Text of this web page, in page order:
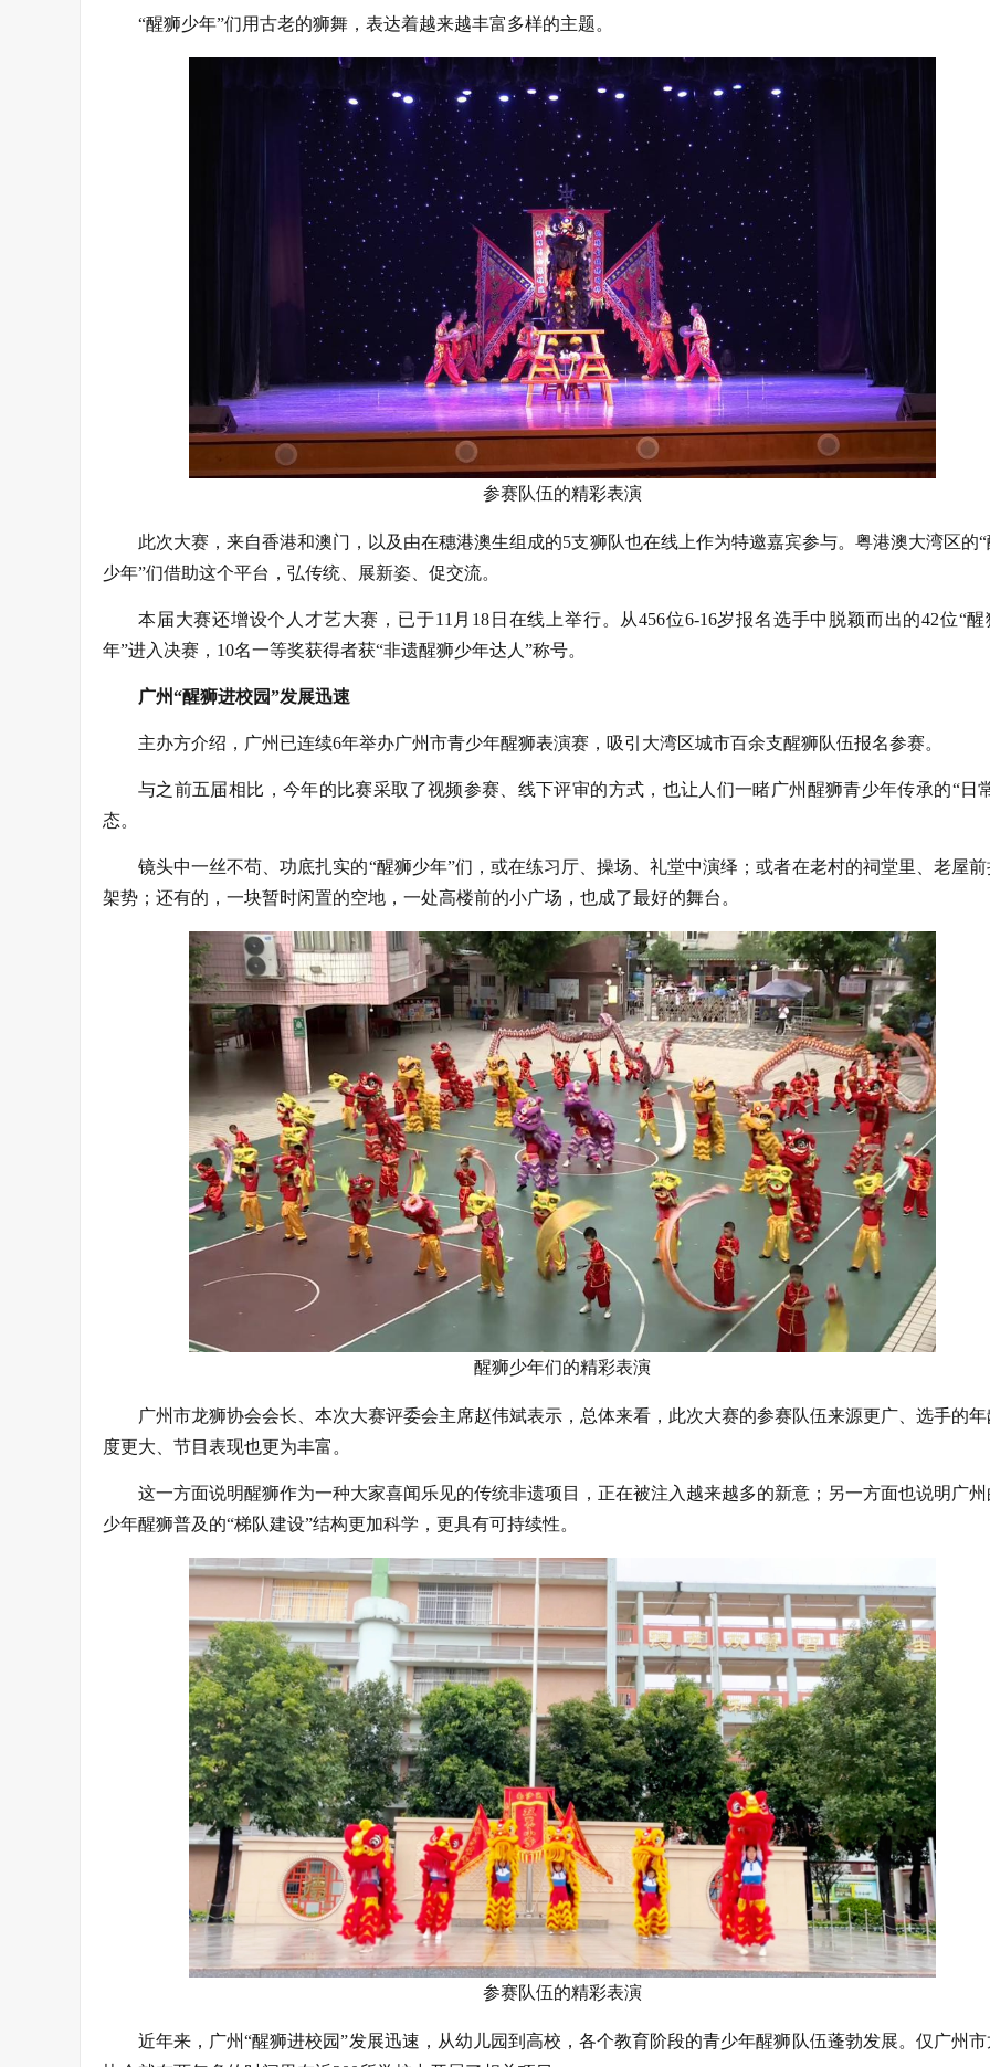
“醒狮少年”们用古老的狮舞，表达着越来越丰富多样的主题。
参赛队伍的精彩表演
此次大赛，来自香港和澳门，以及由在穗港澳生组成的5支狮队也在线上作为特邀嘉宾参与。粤港澳大湾区的
少年”们借助这个平台，弘传统、展新姿、促交流。
本届大赛还增设个人才艺大赛，已于11月18日在线上举行。从456位6-16岁报名选手中脱颖而出的42位“醒
年”进入决赛，10名一等奖获得者获“非遗醒狮少年达人”称号。
广州“醒狮进校园”发展迅速
主办方介绍，广州已连续6年举办广州市青少年醒狮表演赛，吸引大湾区城市百余支醒狮队伍报名参赛。
与之前五届相比，今年的比赛采取了视频参赛、线下评审的方式，也让人们一睹广州醒狮青少年传承的“日
态。
镜头中一丝不苟、功底扎实的“醒狮少年”们，或在练习厅、操场、礼堂中演绎；或者在老村的祠堂里、老屋
架势；还有的，一块暂时闲置的空地，一处高楼前的小广场，也成了最好的舞台。
醒狮少年们的精彩表演
广州市龙狮协会会长、本次大赛评委会主席赵伟斌表示，总体来看，此次大赛的参赛队伍来源更广、选手的
度更大、节目表现也更为丰富。
这一方面说明醒狮作为一种大家喜闻乐见的传统非遗项目，正在被注入越来越多的新意；另一方面也说明广
少年醒狮普及的“梯队建设”结构更加科学，更具有可持续性。
参赛队伍的精彩表演
近年来，广州“醒狮进校园”发展迅速，从幼儿园到高校，各个教育阶段的青少年醒狮队伍蓬勃发展。仅广州